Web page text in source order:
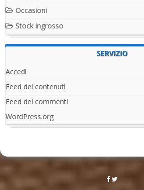
Occasioni
Stock ingrosso
SERVIZIO
Accedi
Feed dei contenuti
Feed dei commenti
WordPress.org